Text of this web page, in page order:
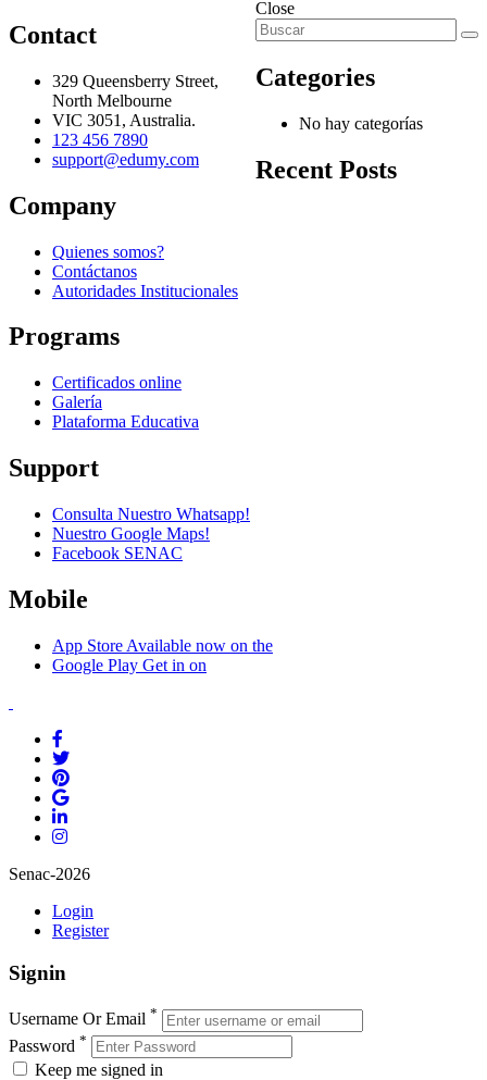
Close
Categories
No hay categorías
Recent Posts
Contact
329 Queensberry Street,
North Melbourne
VIC 3051, Australia.
123 456 7890
support@edumy.com
Company
Quienes somos?
Contáctanos
Autoridades Institucionales
Programs
Certificados online
Galería
Plataforma Educativa
Support
Consulta Nuestro Whatsapp!
Nuestro Google Maps!
Facebook SENAC
Mobile
App Store Available now on the
Google Play Get in on
Senac-2026
Login
Register
Signin
Username Or Email *
Password *
Keep me signed in